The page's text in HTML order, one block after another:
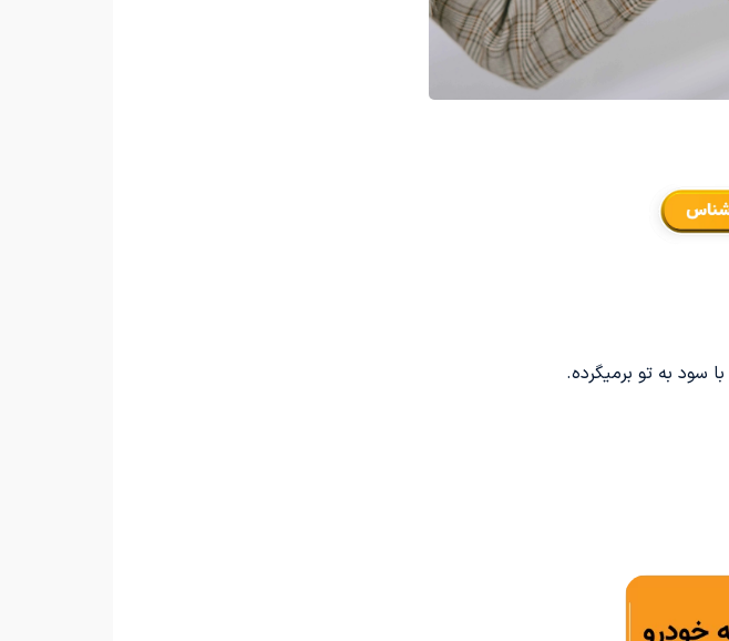
با سود به تو برمیگرده.